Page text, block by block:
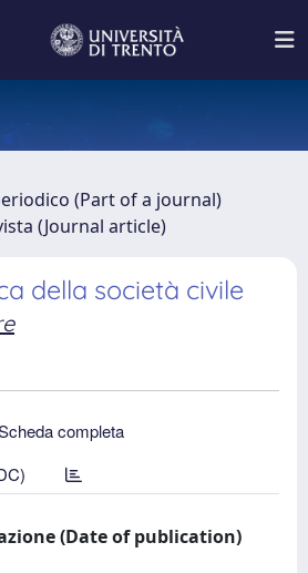
(Part of a journal)
(Journal article)
della società civile
completa
(Date of publication)